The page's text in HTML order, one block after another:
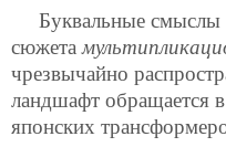
Буквальные смыслы
сюжета
чрезвычайно
ландшафт обращается
японских